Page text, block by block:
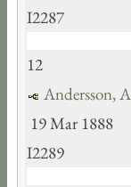
I2287
12
Andersson,
19 Mar 1888
I2289